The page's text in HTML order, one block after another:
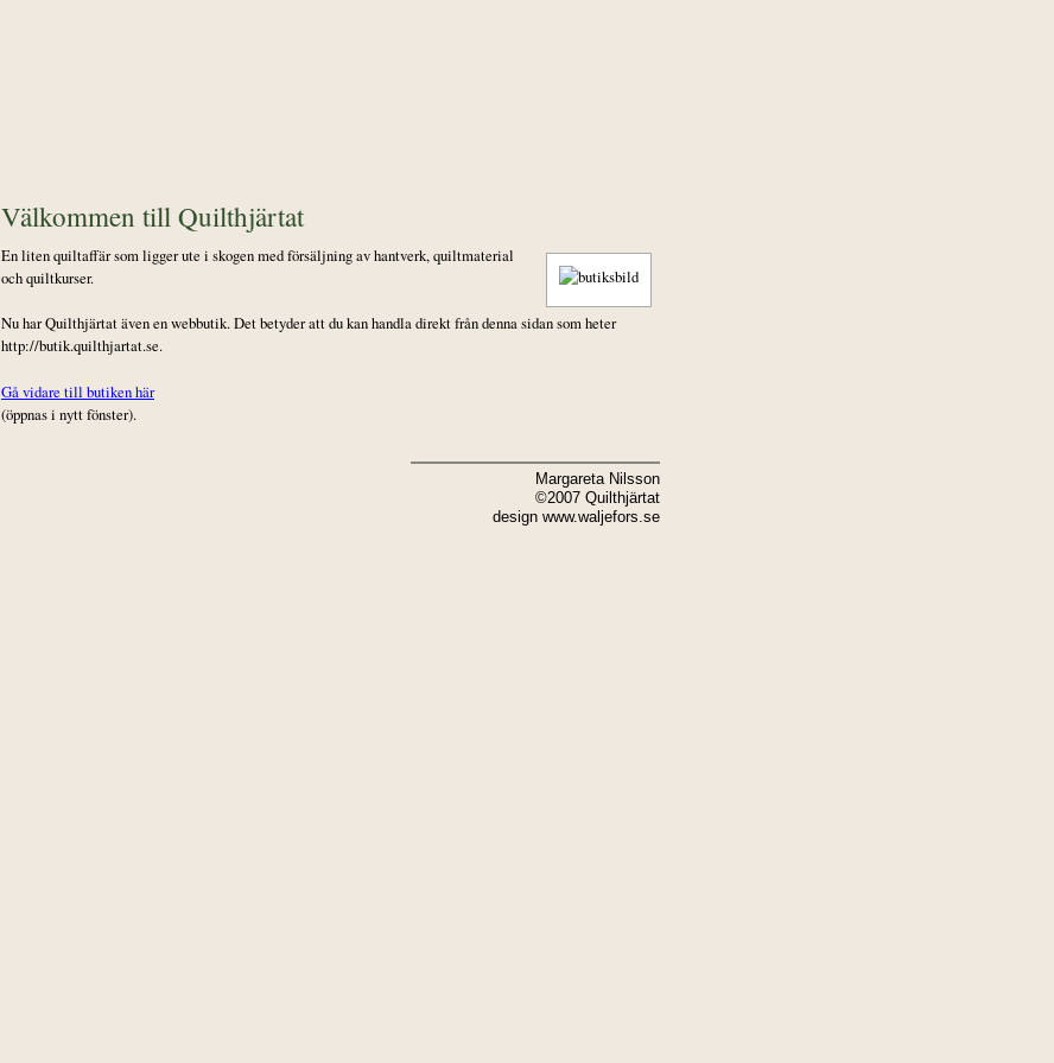
Välkommen till Quilthjärtat
En liten quiltaffär som ligger ute i skogen med försäljning av hantverk, quiltmaterial
och quiltkurser.
Nu har Quilthjärtat även en webbutik. Det betyder att du kan handla direkt från denna sidan som heter
http://butik.quilthjartat.se.
Gå vidare till butiken här
(öppnas i nytt fönster).
Margareta Nilsson
©2007 Quilthjärtat
design www.waljefors.se